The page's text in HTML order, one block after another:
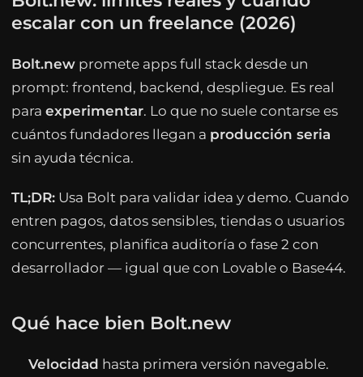
escalar con un freelance (2026)
Bolt.newpromete apps full stack desde un
prompt: frontend, backend, despliegue. Es real
para experimentar. Lo que no suele contarse es
cuántos fundadores llegan a producción seria
sin ayuda técnica.
TL;DR:Usa Bolt para validar idea y demo. Cuando
entren pagos, datos sensibles, tiendas o usuarios
concurrentes, planifica auditoría o fase 2 con
desarrollador — igual que con Lovable o Base44.
Qué hace bien Bolt.new
Velocidad hasta primera versión navegable.